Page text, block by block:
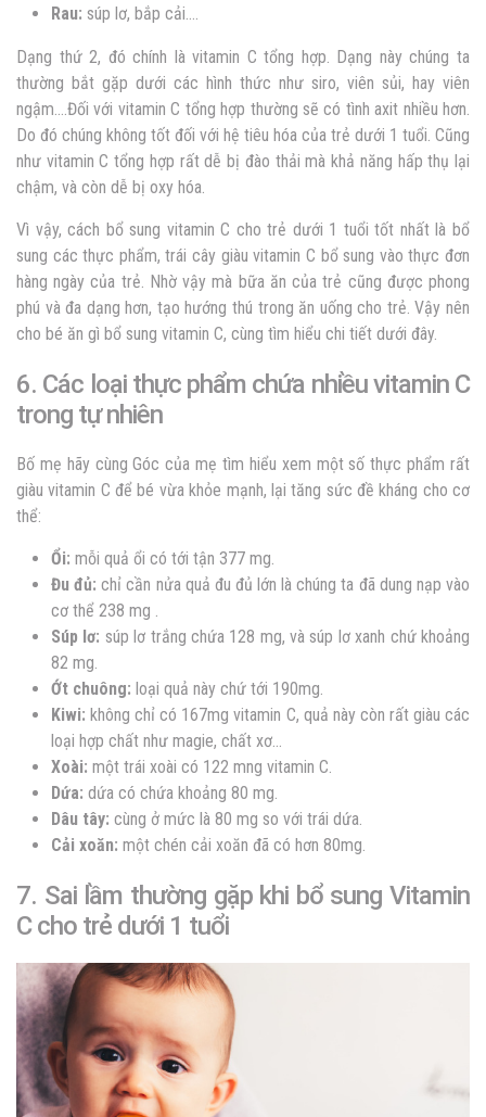
Rau: súp lơ, bắp cải….
Dạng thứ 2, đó chính là vitamin C tổng hợp. Dạng này chúng ta
thường bắt gặp dưới các hình thức như siro, viên sủi, hay viên
ngậm….Đối với vitamin C tổng hợp thường sẽ có tình axit nhiều hơn.
Do đó chúng không tốt đối với hệ tiêu hóa của trẻ dưới 1 tuổi. Cũng
như vitamin C tổng hợp rất dễ bị đào thải mà khả năng hấp thụ lại
chậm, và còn dễ bị oxy hóa.
Vì vậy, cách bổ sung vitamin C cho trẻ dưới 1 tuổi tốt nhất là bổ
sung các thực phẩm, trái cây giàu vitamin C bổ sung vào thực đơn
hàng ngày của trẻ. Nhờ vậy mà bữa ăn của trẻ cũng được phong
phú và đa dạng hơn, tạo hướng thú trong ăn uống cho trẻ. Vậy nên
cho bé ăn gì bổ sung vitamin C, cùng tìm hiểu chi tiết dưới đây.
6. Các loại thực phẩm chứa nhiều vitamin C
trong tự nhiên
Bố mẹ hãy cùng Góc của mẹ tìm hiểu xem một số thực phẩm rất
giàu vitamin C để bé vừa khỏe mạnh, lại tăng sức đề kháng cho cơ
thể:
Ổi: mỗi quả ổi có tới tận 377 mg.
Đu đủ: chỉ cần nửa quả đu đủ lớn là chúng ta đã dung nạp vào
cơ thể 238 mg .
Súp lơ: súp lơ trắng chứa 128 mg, và súp lơ xanh chứ khoảng
82 mg.
Ớt chuông: loại quả này chứ tới 190mg.
Kiwi: không chỉ có 167mg vitamin C, quả này còn rất giàu các
loại hợp chất như magie, chất xơ…
Xoài: một trái xoài có 122 mng vitamin C.
Dứa: dứa có chứa khoảng 80 mg.
Dâu tây: cùng ở mức là 80 mg so với trái dứa.
Cải xoăn: một chén cải xoăn đã có hơn 80mg.
7. Sai lầm thường gặp khi bổ sung Vitamin
C cho trẻ dưới 1 tuổi